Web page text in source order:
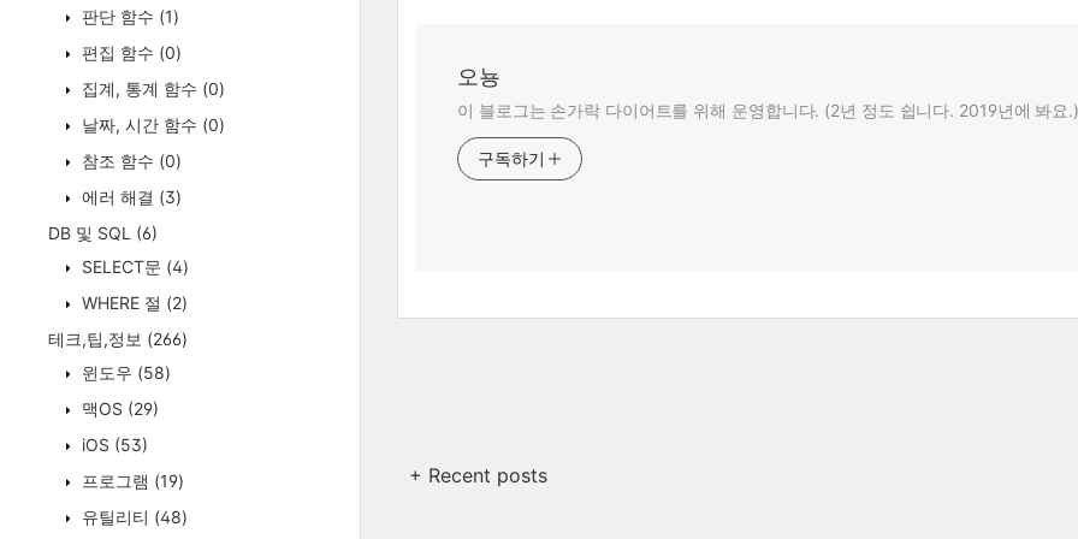
판단 함수 (1)
편집 함수 (0)
집계, 통계 함수 (0)
날짜, 시간 함수 (0)
참조 함수 (0)
에러 해결 (3)
DB 및 SQL (6)
SELECT문 (4)
WHERE 절 (2)
테크,팁,정보 (266)
윈도우 (58)
맥OS (29)
iOS (53)
프로그램 (19)
유틸리티 (48)
오뇽
이 블로그는 손가락 다이어트를 위해 운영합니다. (2년 정도 쉽니다. 2019년에 봐요.)
구독하기
+ Recent posts